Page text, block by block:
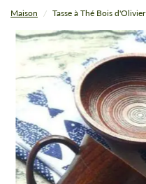
Maison / Tasse à Thé Bois d'Olivier